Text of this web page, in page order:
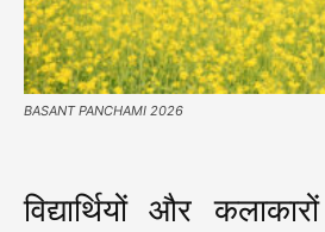
BASANT PANCHAMI 2026
विद्यार्थियों और